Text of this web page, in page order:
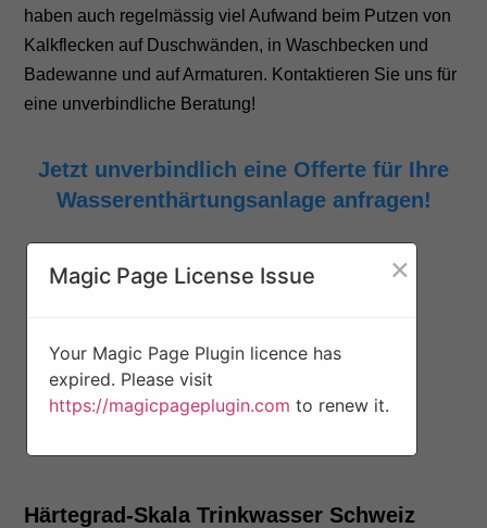
haben auch regelmässig viel Aufwand beim Putzen von
Kalkflecken auf Duschwänden, in Waschbecken und
Badewanne und auf Armaturen. Kontaktieren Sie uns für
eine unverbindliche Beratung!
Jetzt unverbindlich eine Offerte für Ihre
Wasserenthärtungsanlage anfragen!
Härtegrad-Skala Trinkwasser Schweiz
Magic Page License Issue ×
Your Magic Page Plugin licence has
expired. Please visit
https://magicpageplugin.com to renew it.